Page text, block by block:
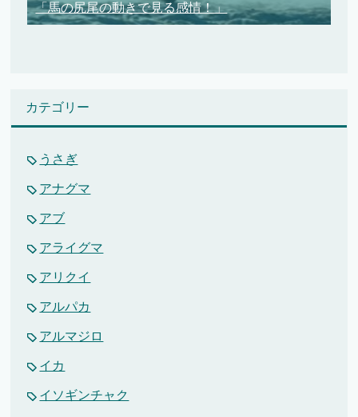
「馬の尻尾の動きで見る感情！」
カテゴリー
うさぎ
アナグマ
アブ
アライグマ
アリクイ
アルパカ
アルマジロ
イカ
イソギンチャク